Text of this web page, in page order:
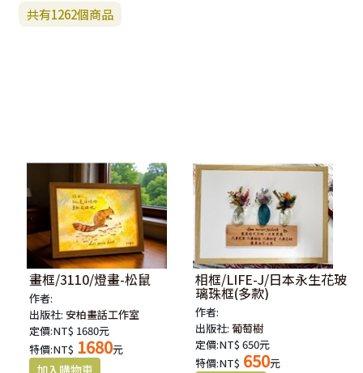
共有1262個商品
畫框/3110/燈畫-松鼠
作者:
出版社:安柏畫話工作室
定價:NT$ 1680元
特價:NT$ 1680元
相框/LIFE-J/日本永生花玻
璃珠框(多款)
作者:
出版社:葡萄樹
定價:NT$ 650元
特價:NT$ 650元